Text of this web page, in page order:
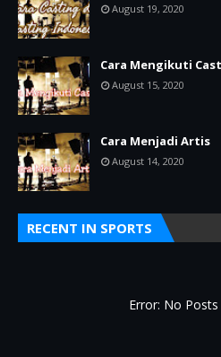
August 19, 2020
Cara Mengikuti
August 15, 2020
Cara Menjadi Artis
August 14, 2020
RECENT IN SPORTS
Error: No